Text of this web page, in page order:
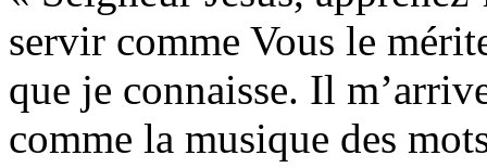
servir comme Vous le
que je connaisse. Il
comme la musique des